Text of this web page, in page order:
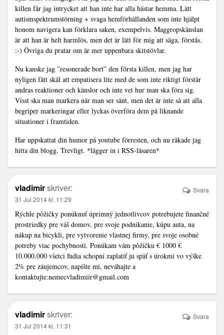
killen får jag intrycket att han inte har alla hästar hemma. Lätt
autismspektrumstörning + svaga hemförhållanden som inte hjälpt
honom navigera kan förklara saken, exempelvis. Maggropskänslan
är att han är helt harmlös, men det är lätt för mig att säga, förstås.
:-) Övriga du pratar om är mer uppenbara skitstövlar.
Nu kanske jag ”resonerade bort” den första killen, men jag har
nyligen fått skäl att empatisera lite med de som inte riktigt förstår
andras reaktioner och känslor och inte vet hur man ska föra sig.
Visst ska man markera när man ser sånt, men det är inte så att alla
begriper markeringar eller lyckas överföra dem på liknande
situationer i framtiden.
Har uppskattat din humor på youtube förresten, och nu råkade jag
hitta din blogg. Trevligt. *lägger in i RSS-läsaren*
vladimirskriver:
31 Jul 2014 kl. 11:29
Rýchle pôžičky ponúknuť úprimný jednotlivcov potrebujete finančné
prostriedky pre váš domov, pre svoje podnikanie, kúpu auta, na
nákup na bicykli, pre vytvorenie vlastnej firmy, pre svoje osobné
potreby viac pochybností. Ponúkam vám pôžičku € 1000 €
10.000.000 všetci ľudia schopní zaplatiť ju späť s úrokmi vo výške
2% pre záujemcov, napíšte mi, neváhajte a
kontaktujte:nemecvladimiir@gmail.com
Svara
vladimirskriver:
31 Jul 2014 kl. 11:31
Svara